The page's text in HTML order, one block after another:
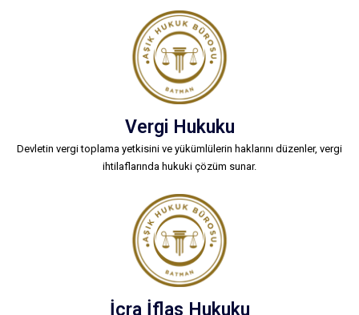
Vergi Hukuku
Devletin vergi toplama yetkisini ve yükümlülerin haklarını düzenler, vergi
ihtilaflarında hukuki çözüm sunar.
İcra İflas Hukuku